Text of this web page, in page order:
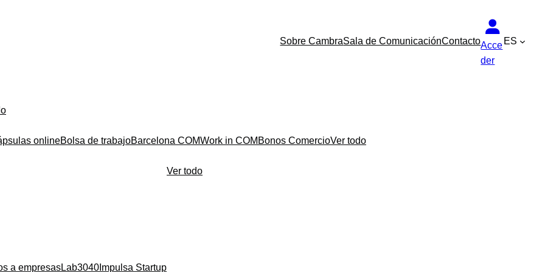
Sobre CambraSala de ComunicaciónContactoAcce
der
ES
onlineBolsa de trabajoBarcelona COMWork in COM Bonos ComercioVer todo
a empresasLab3040 Impulsa Startup
Ver todo